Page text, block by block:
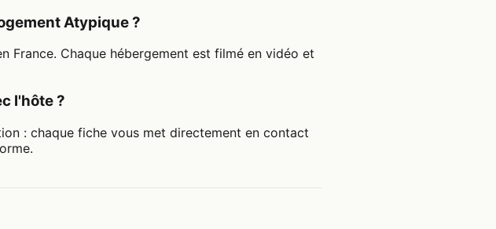
Atypique ?
France. Chaque hébergement est filmé en vidéo et
l'hôte ?
: chaque fiche vous met directement en contact